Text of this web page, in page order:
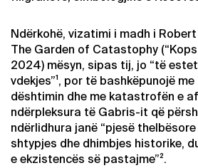
Ndërkohë, vizatimi i madh i
The Garden of Catastophy
2024) mësyn, sipas tij, jo “të
vdekjes”¹, por të bashkëpunojë
dështimin dhe me katastrofën e
ndërpleksura të Gabris-it që
ndërlidhura janë “pjesë
shtypjes dhe dhimbjes historike,
e ekzistencës së pastajme”².